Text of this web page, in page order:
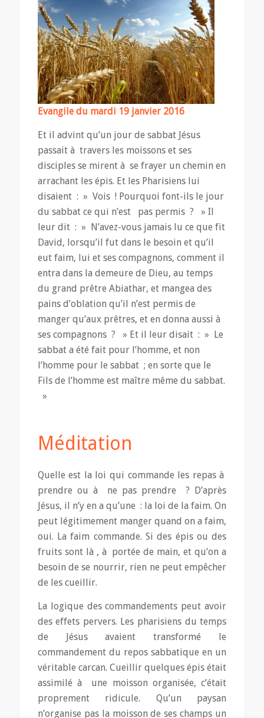
Evangile du mardi 19 janvier 2016
Et il advint qu’un jour de sabbat Jésus
passait à travers les moissons et ses
disciples se mirent à se frayer un chemin en
arrachant les épis. Et les Pharisiens lui
disaient : » Vois ! Pourquoi font-ils le jour
du sabbat ce qui n’est pas permis ? » Il
leur dit : » N’avez-vous jamais lu ce que fit
David, lorsqu’il fut dans le besoin et qu’il
eut faim, lui et ses compagnons, comment il
entra dans la demeure de Dieu, au temps
du grand prêtre Abiathar, et mangea des
pains d’oblation qu’il n’est permis de
manger qu’aux prêtres, et en donna aussi à
ses compagnons ? » Et il leur disait : » Le
sabbat a été fait pour l’homme, et non
l’homme pour le sabbat ; en sorte que le
Fils de l’homme est maître même du sabbat.
»
Méditation
Quelle est la loi qui commande les repas à
prendre ou à ne pas prendre ? D’après
Jésus, il n’y en a qu’une : la loi de la faim. On
peut légitimement manger quand on a faim,
oui. La faim commande. Si des épis ou des
fruits sont là , à portée de main, et qu’on a
besoin de se nourrir, rien ne peut empêcher
de les cueillir.
La logique des commandements peut avoir
des effets pervers. Les pharisiens du temps
de Jésus avaient transformé le
commandement du repos sabbatique en un
véritable carcan. Cueillir quelques épis était
assimilé à une moisson organisée, c’était
proprement ridicule. Qu’un paysan
n’organise pas la moisson de ses champs un